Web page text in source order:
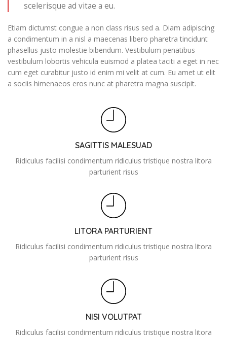
scelerisque ad vitae a eu.
Etiam dictumst congue a non class risus sed a. Diam adipiscing
a condimentum in a nisl a maecenas libero pharetra tincidunt
phasellus justo molestie bibendum. Vestibulum penatibus
vestibulum lobortis vehicula euismod a platea taciti a eget in nec
cum eget curabitur justo id enim mi velit at cum. Eu amet ut elit
a sociis himenaeos eros nunc at pharetra magna suscipit.
SAGITTIS MALESUAD
Ridiculus facilisi condimentum ridiculus tristique nostra litora
parturient risus
LITORA PARTURIENT
Ridiculus facilisi condimentum ridiculus tristique nostra litora
parturient risus
NISI VOLUTPAT
Ridiculus facilisi condimentum ridiculus tristique nostra litora